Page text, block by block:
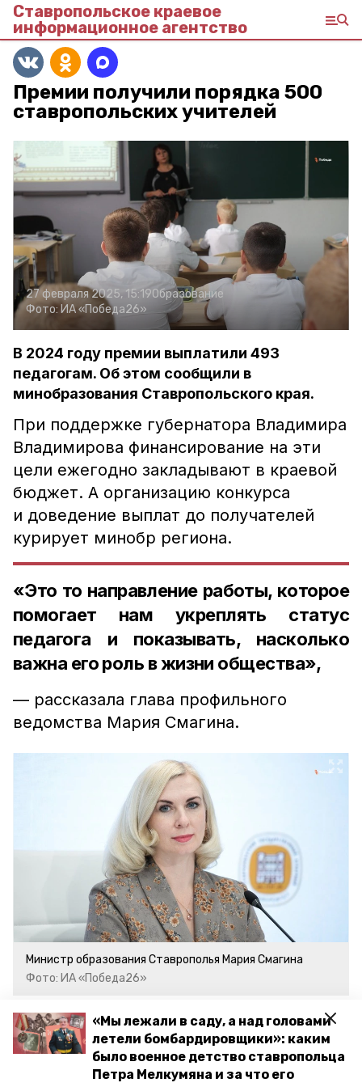
«Мы лежали в саду, а над головами
летели бомбардировщики»: каким
было военное детство ставропольца
Петра Мелкумяна и за что его
Ставропольское краевое
информационное агентство
Премии получили порядка 500
ставропольских учителей
27 февраля 2025, 15:19Образование
Фото: ИА «Победа26»
В 2024 году премии выплатили 493
педагогам. Об этом сообщили в
минобразования Ставропольского края.
При поддержке губернатора Владимира
Владимирова финансирование на эти
цели ежегодно закладывают в краевой
бюджет. А организацию конкурса
и доведение выплат до получателей
курирует минобр региона.
«Это то направление работы, которое
помогает нам укреплять статус
педагога и показывать, насколько
важна его роль в жизни общества»,
— рассказала глава профильного
ведомства Мария Смагина.
Министр образования Ставрополья Мария Смагина
Фото: ИА «Победа26»
В прошлом году на Ставрополье также
выплатили 20 губернаторских премий,
«Победа26». Их размер достигал